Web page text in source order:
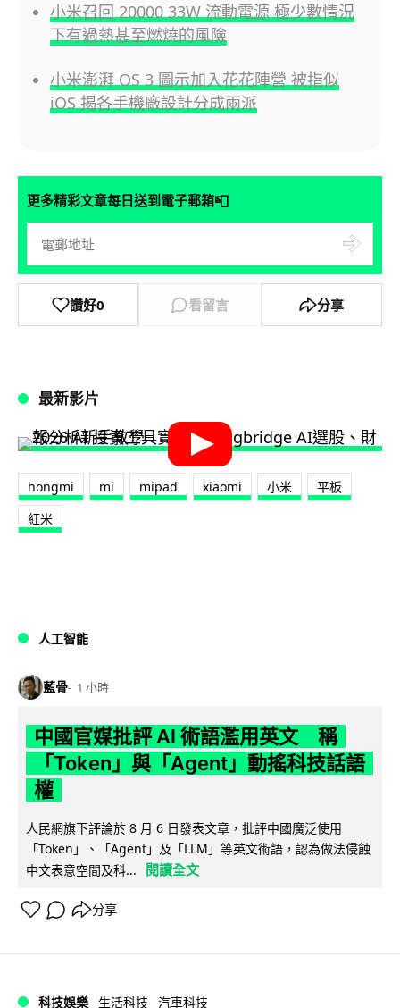
小米召回 20000 33W 流動電源 極少數情況
下有過熱甚至燃燒的風險
小米澎湃 OS 3 圖示加入花花陣營 被指似
iOS 揭各手機廠設計分成兩派
更多精彩文章每日送到電子郵箱📮
讚好0 看留言 分享
最新影片
hongmi mi mipad xiaomi 小米
平板
紅米
人工智能
藍骨 1 小時
中國官媒批評 AI 術語濫用英文 稱
「Token」與「Agent」動搖科技話語
權
人民網旗下評論於 8 月 6 日發表文章，批評中國廣泛使用
「Token」、「Agent」及「LLM」等英文術語，認為做法侵蝕
中文表意空間及科...
閱讀全文
分享
科技娛樂 生活科技 汽車科技